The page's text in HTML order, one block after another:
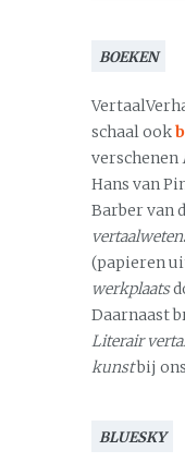
BOEKEN
schaal ook
verschenen
Hans van
Barber van
(papieren
werkplaats
Daarnaast
Literair
kunstbij
BLUESKY